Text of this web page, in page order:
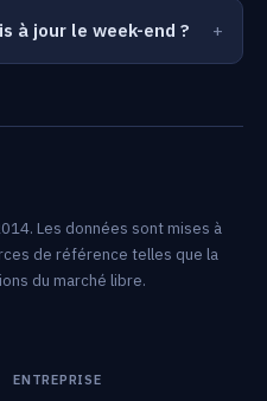
à jour le week-end ?
Les données sont mises à
de référence telles que la
du marché libre.
ENTREPRISE